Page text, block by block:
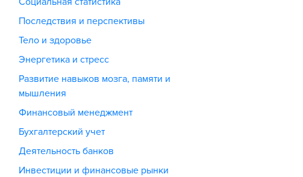
Последствия и перспективы
Тело и здоровье
Энергетика и стресс
Развитие навыков мозга, памяти и
мышления
Финансовый менеджмент
Бухгалтерский учет
Деятельность банков
Инвестиции и финансовые рынки